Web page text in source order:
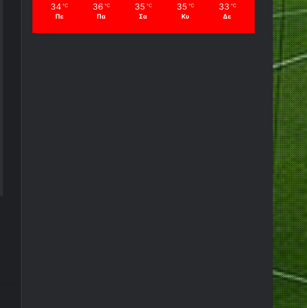
34 ℃
Πε
36 ℃
Πα
35 ℃
Σα
35 ℃
Κυ
33 ℃
Δε